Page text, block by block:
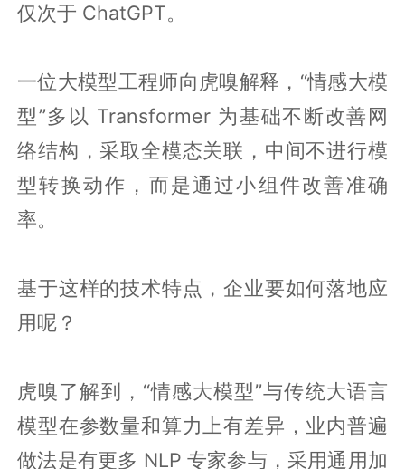
仅次于 ChatGPT。
一位大模型工程师向虎嗅解释，“情感大模
型”多以 Transformer 为基础不断改善网
络结构，采取全模态关联，中间不进行模
型转换动作，而是通过小组件改善准确
率。
基于这样的技术特点，企业要如何落地应
用呢？
虎嗅了解到，“情感大模型”与传统大语言
模型在参数量和算力上有差异，业内普遍
做法是有更多 NLP 专家参与，采用通用加